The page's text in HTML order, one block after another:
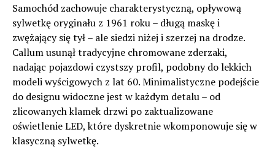
Samochód zachowuje charakterystyczną, opływową
sylwetkę oryginału z 1961 roku – długą maskę i
zwężający się tył – ale siedzi niżej i szerzej na drodze.
Callum usunął tradycyjne chromowane zderzaki,
nadając pojazdowi czystszy profil, podobny do lekkich
modeli wyścigowych z lat 60. Minimalistyczne podejście
do designu widoczne jest w każdym detalu – od
zlicowanych klamek drzwi po zaktualizowane
oświetlenie LED, które dyskretnie wkomponowuje się w
klasyczną sylwetkę.